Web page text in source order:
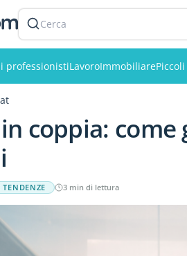
Cerca
professionistiLavoroImmobiliare
coppia:
3 min di lettura